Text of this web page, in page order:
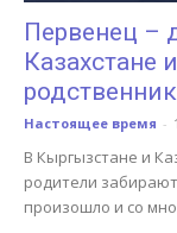
Первенец –
Казахстане
Настоящее время -
В Кыргызстане и
родители
произошло и со